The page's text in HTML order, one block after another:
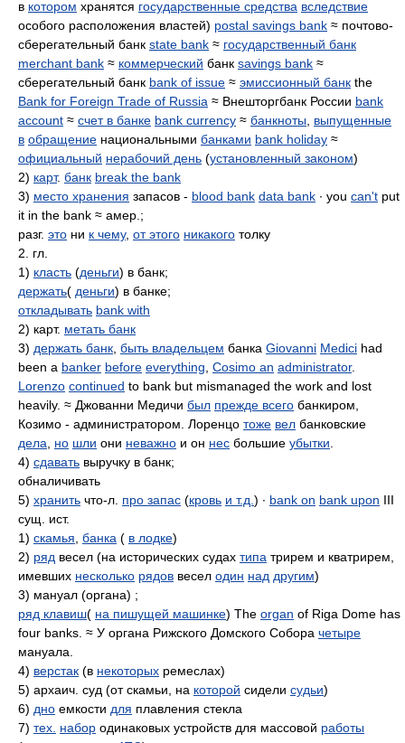
в котором хранятся государственные средства вследствие
особого расположения властей) postal savings bank ≈ почтово-
сберегательный банк state bank ≈ государственный банк
merchant bank ≈ коммерческий банк savings bank ≈
сберегательный банк bank of issue ≈ эмиссионный банк the
Bank for Foreign Trade of Russia ≈ Внешторгбанк России bank
account ≈ счет в банке bank currency ≈ банкноты
выпущенные
в обращение национальными банками bank holiday ≈
официальный нерабочий день (установленный законом)
2) карт. банк break the bank
3) место хранения запасов - blood bank data bank ∙ you can't put
it in the bank ≈ амер.;
разг. это ни к чему, от этого никакого толку
2. гл.
1) класть (деньги) в банк;
держать( деньги) в банке;
откладывать bank with
2) карт. метать банк
3) держать банк быть владельцем банка Giovanni Medici had
been a banker before everything Cosimo an administrator.
Lorenzo continued to bank but mismanaged the work and lost
heavily. ≈ Джованни Медичи был прежде всего банкиром,
Козимо - администратором. Лоренцо тоже вел банковские
дела
но шли они неважно и он нес большие убытки
4) сдавать выручку в банк;
обналичивать
5) хранить что-л. про запас (кровь и т.д. ) ∙ bank on bank upon III
сущ. ист.
1) скамья банка ( в лодке)
2) ряд весел (на исторических судах типа трирем и кватрирем,
имевших несколько рядов весел один над другим)
3) мануал (органа) ;
ряд клавиш( на пишущей машинке) The organ of Riga Dome has
four banks. ≈ У органа Рижского Домского Собора четыре
мануала.
4) верстак (в некоторых ремеслах)
5) архаич. суд (от скамьи, на которой сидели судьи)
6) дно емкости для плавления стекла
7) тех. набор одинаковых устройств для массовой работы